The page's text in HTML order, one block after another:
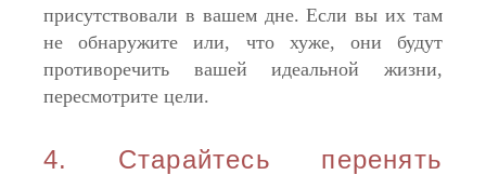
присутствовали в вашем дне. Если вы их там
не обнаружите или, что хуже, они будут
противоречить вашей идеальной жизни,
пересмотрите цели.
4. Старайтесь перенять